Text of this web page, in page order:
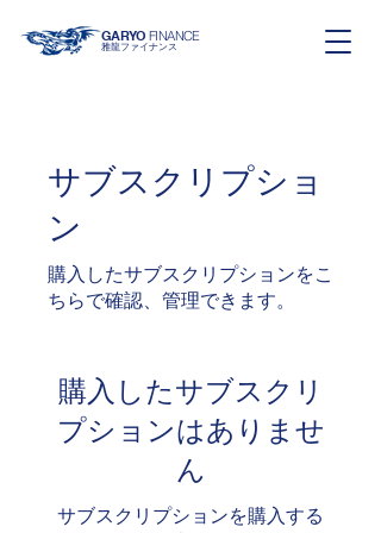
GARYO FINANCE
雅龍ファイナンス
サブスクリプショ
ン
購入したサブスクリプションをこ
ちらで確認、管理できます。
購入したサブスクリ
プションはありませ
ん
サブスクリプションを購入する